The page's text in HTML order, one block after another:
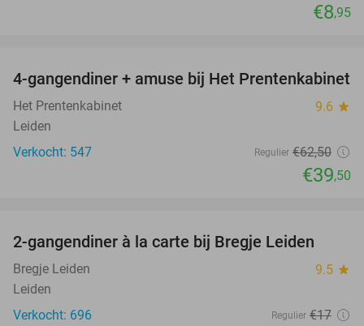
€8,95
37%
4-gangendiner + amuse bij Het Prentenkabinet
Het Prentenkabinet 9.6 star
Leiden
Verkocht: 547
Regulier €62,50
€39,50
2-gangendiner à la carte bij Bregje Leiden
Bregje Leiden 9.5 star
Leiden
Verkocht: 696
Regulier €17